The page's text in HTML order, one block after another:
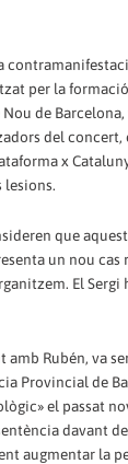
per la
de Barcelona,
del concert,
x
lesions.
que
un nou cas
El Sergi
Rubén, va
Provincial de
el passat
davant
augmentar la